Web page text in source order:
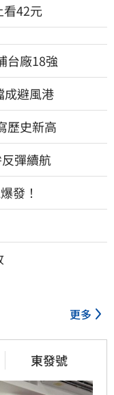
42元
台廠18強
避風港
歷史新高
彈續航
發！
更多
東發號